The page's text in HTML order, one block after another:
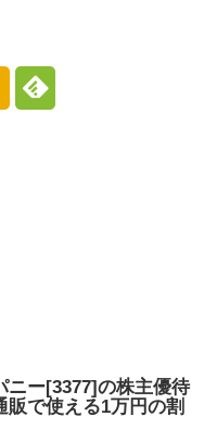
ニー[3377]の株主優待
販で使える1万円の割